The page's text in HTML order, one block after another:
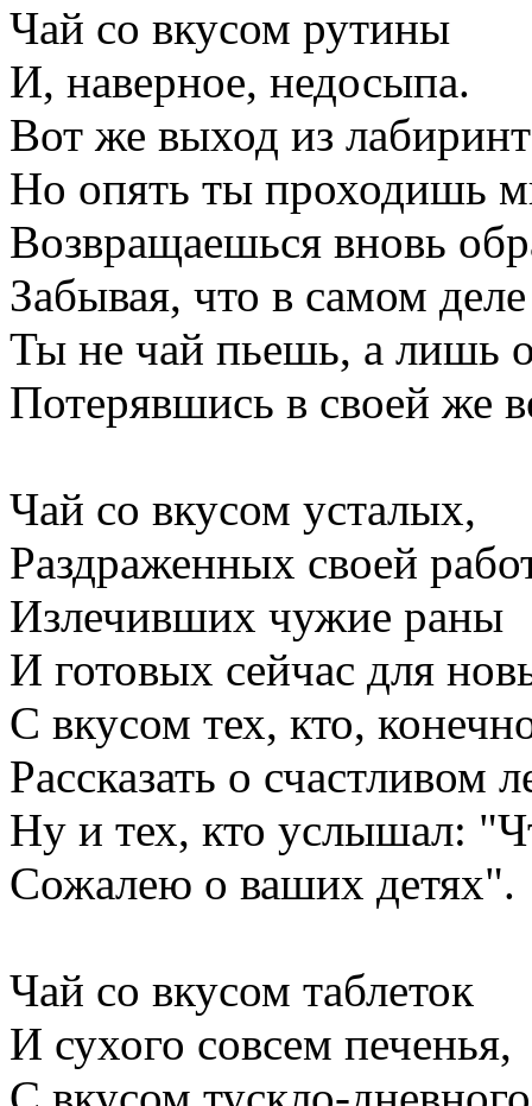
Чай со вкусом рутины
И, наверное, недосыпа.
Вот же выход из
Но опять ты проходишь
Возвращаешься вновь
Забывая, что в самом деле
Ты не чай пьешь, а лишь
Потерявшись в своей же
Чай со вкусом усталых,
Раздраженных своей
Излечивших чужие раны
И готовых сейчас для
С вкусом тех, кто,
Рассказать о счастливом
Ну и тех, кто услышал:
Сожалею о ваших детях".
Чай со вкусом таблеток
И сухого совсем печенья,